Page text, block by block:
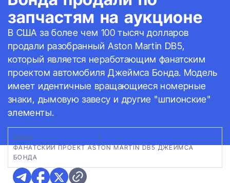
запчастям на аукционе
В США за более чем 100 тысяч долларов
продали разобранный Aston Martin DB5,
который является неработающим фанатским
проектом автомобиля Джеймса Бонда. Модель
имеет идентичные вращающиеся номерные
знаки, дымовую завесу и другие "шпионские"
элементы.
ФОТО:
ФАНАТСКИЙ ПРОЕКТ ASTON MARTIN DB5 ДЖЕЙМСА
БОНДА